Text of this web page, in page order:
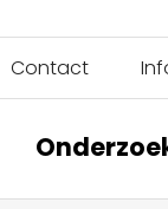
Contact